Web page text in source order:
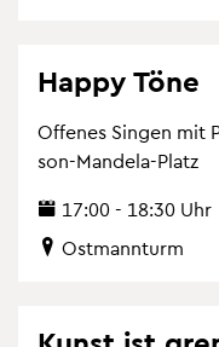
Happy Töne
Of­fe­nes Sin­gen mit
son-Man­de­la-Platz
17:00 - 18:30 Uhr
Ost­mann­turm